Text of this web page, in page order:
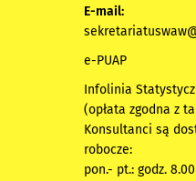
E-mail:
e-PUAP
Infolinia
(opłata zgodna z
Konsultanci są
robocze:
pon.- pt.: godz.